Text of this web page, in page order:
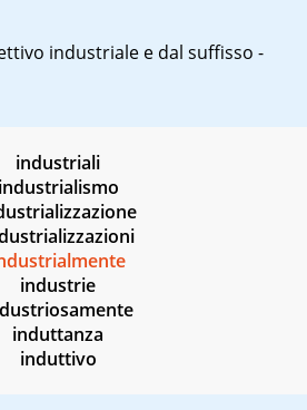
industriale e dal suffisso -
industriali
industrialismo
industrie
induttanza
induttivo